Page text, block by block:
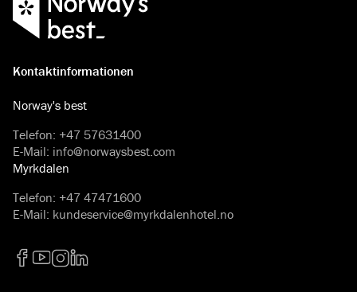
Kontaktinformationen
Norway's best
Telefon: +47 57631400
E-Mail: info@norwaysbest.com
Myrkdalen
Telefon: +47 47471600
E-Mail: kundeservice@myrkdalenhotel.no